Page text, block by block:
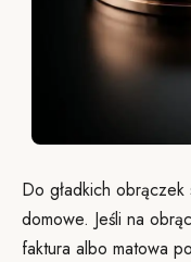
Do gładkich
domowe. Jeśli na
faktura albo matowa